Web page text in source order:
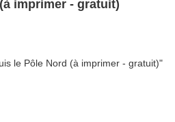
imprimer - gratuit)